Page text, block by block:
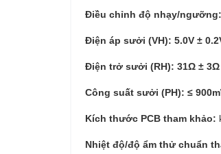
Điều chỉnh độ nhạy/ngưỡng:
Điện áp sưởi (VH): 5.0V ±
Điện trở sưởi (RH): 31Ω ± 3Ω
Công suất sưởi (PH): ≤
Kích thước PCB tham khảo:
Nhiệt độ/độ ẩm thử chuẩn